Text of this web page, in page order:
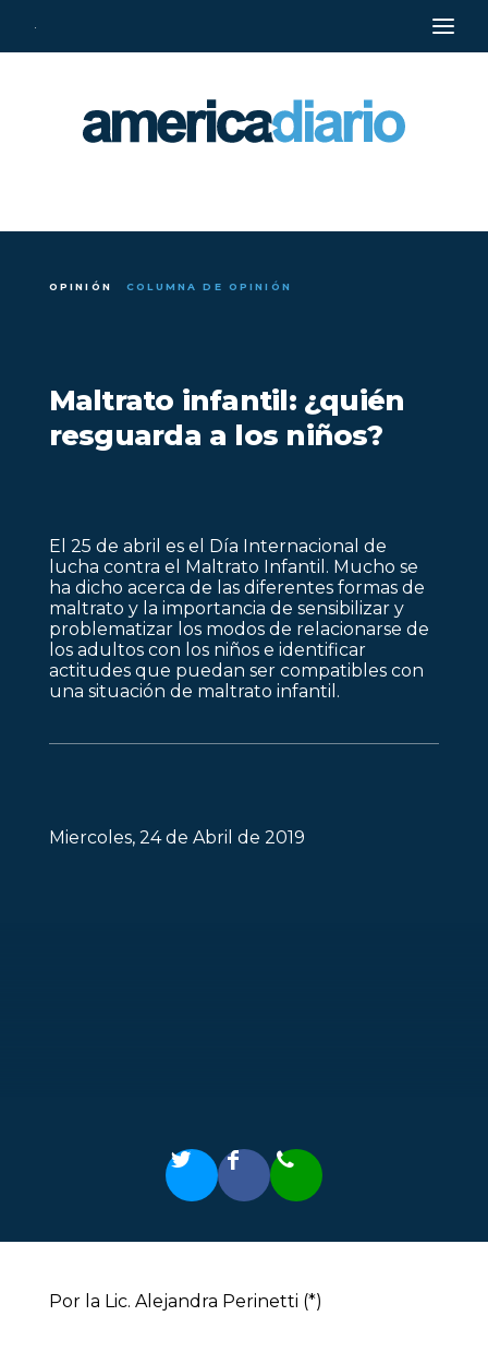
·
OPINIÓN COLUMNA DE OPINIÓN
Maltrato infantil: ¿quién
resguarda a los niños?
El 25 de abril es el Día Internacional de
lucha contra el Maltrato Infantil. Mucho se
ha dicho acerca de las diferentes formas de
maltrato y la importancia de sensibilizar y
problematizar los modos de relacionarse de
los adultos con los niños e identificar
actitudes que puedan ser compatibles con
una situación de maltrato infantil.
Miercoles, 24 de Abril de 2019
Por la Lic. Alejandra Perinetti (*)